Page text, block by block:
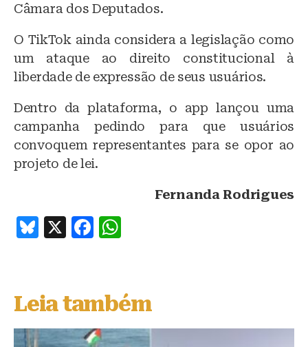
Câmara dos Deputados.
O TikTok ainda considera a legislação como
um ataque ao direito constitucional à
liberdade de expressão de seus usuários.
Dentro da plataforma, o app lançou uma
campanha pedindo para que usuários
convoquem representantes para se opor ao
projeto de lei.
Fernanda Rodrigues
B
s
k
y
X
F
e
b
o
s
A
p
Leia também